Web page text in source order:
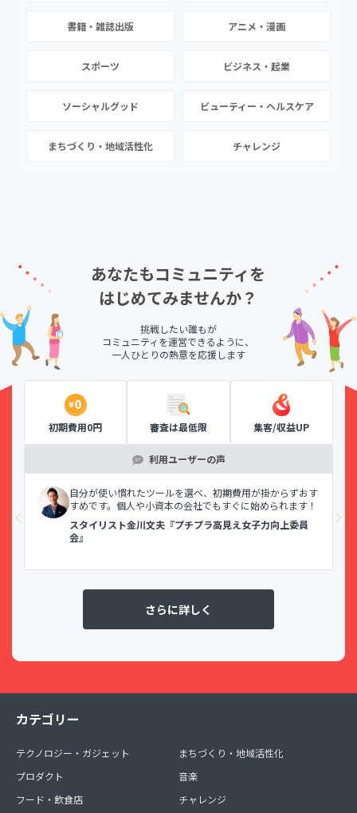
書籍・雑誌出版 アニメ・漫画
スポーツ ビジネス・起業
ソーシャルグッド ビューティー・ヘルスケア
まちづくり・地域活性化 チャレンジ
あなたもコミュニティを
はじめてみませんか？
挑戦したい誰もが
コミュニティを運営できるように、
一人ひとりの熱意を応援します
初期費用0円 審査は最低限 集客/収益UP
利用ユーザーの声
自分が使い慣れたツールを選べ、初期費用が掛からずおす
すめです。個人や小資本の会社でもすぐに始められます！
スタイリスト金川文夫『プチプラ高見え女子力向上委員
会』
さらに詳しく
カテゴリー
テクノロジー・ガジェット
プロダクト
フード・飲食店
まちづくり・地域活性化
音楽
チャレンジ